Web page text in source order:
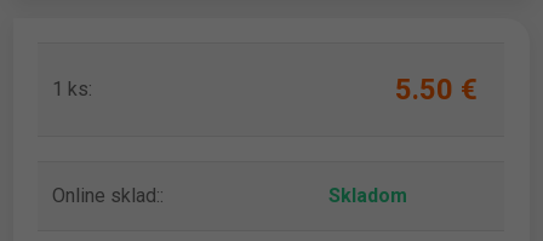
1 ks: 5.50 ‎€
Online sklad:: Skladom